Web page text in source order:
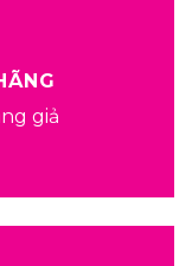
giả